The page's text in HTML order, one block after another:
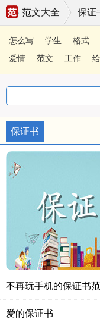
范文大全 保证
怎么写 学生 格式
爱情
范文 工作
保证书
不再玩手机的保证书
爱的保证书